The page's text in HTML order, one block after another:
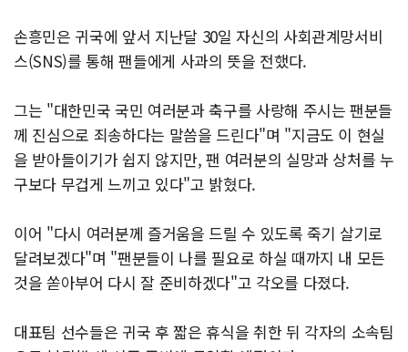
손흥민은 귀국에 앞서 지난달 30일 자신의 사회관계망서비
스(SNS)를 통해 팬들에게 사과의 뜻을 전했다.
그는 "대한민국 국민 여러분과 축구를 사랑해 주시는 팬분들
께 진심으로 죄송하다는 말씀을 드린다"며 "지금도 이 현실
을 받아들이기가 쉽지 않지만, 팬 여러분의 실망과 상처를 누
구보다 무겁게 느끼고 있다"고 밝혔다.
이어 "다시 여러분께 즐거움을 드릴 수 있도록 죽기 살기로
달려보겠다"며 "팬분들이 나를 필요로 하실 때까지 내 모든
것을 쏟아부어 다시 잘 준비하겠다"고 각오를 다졌다.
대표팀 선수들은 귀국 후 짧은 휴식을 취한 뒤 각자의 소속팀